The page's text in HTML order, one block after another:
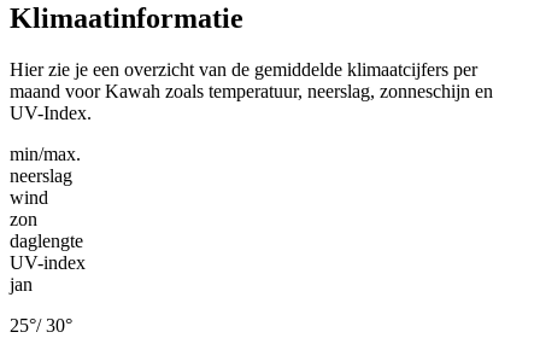
Klimaatinformatie
Hier zie je een overzicht van de gemiddelde klimaatcijfers per
maand voor Kawah zoals temperatuur, neerslag, zonneschijn en
UV-Index.
min/max.
neerslag
wind
zon
daglengte
UV-index
jan
25°/30°